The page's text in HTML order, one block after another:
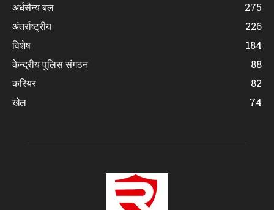
अर्धसैन्य बल
275
अंतर्राष्ट्रीय
226
विशेष
184
केन्द्रीय पुलिस संगठन
88
करियर
82
खेल
74